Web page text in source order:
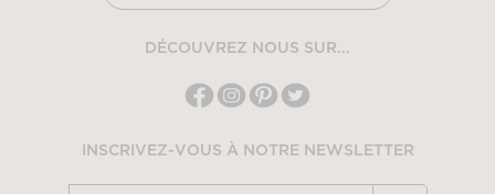
DÉCOUVREZ NOUS SUR...
INSCRIVEZ-VOUS À NOTRE NEWSLETTER